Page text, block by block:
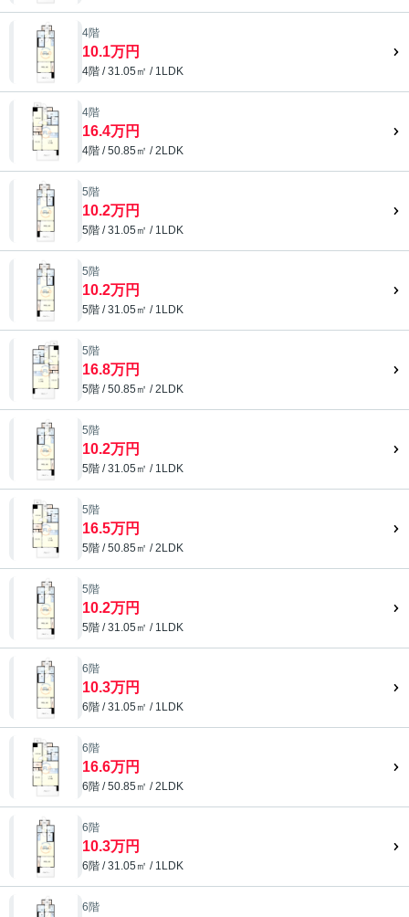
4階
10.1万円
4階 / 31.05㎡ / 1LDK
4階
16.4万円
4階 / 50.85㎡ / 2LDK
5階
10.2万円
5階 / 31.05㎡ / 1LDK
5階
10.2万円
5階 / 31.05㎡ / 1LDK
5階
16.8万円
5階 / 50.85㎡ / 2LDK
5階
10.2万円
5階 / 31.05㎡ / 1LDK
5階
16.5万円
5階 / 50.85㎡ / 2LDK
5階
10.2万円
5階 / 31.05㎡ / 1LDK
6階
10.3万円
6階 / 31.05㎡ / 1LDK
6階
16.6万円
6階 / 50.85㎡ / 2LDK
6階
10.3万円
6階 / 31.05㎡ / 1LDK
6階